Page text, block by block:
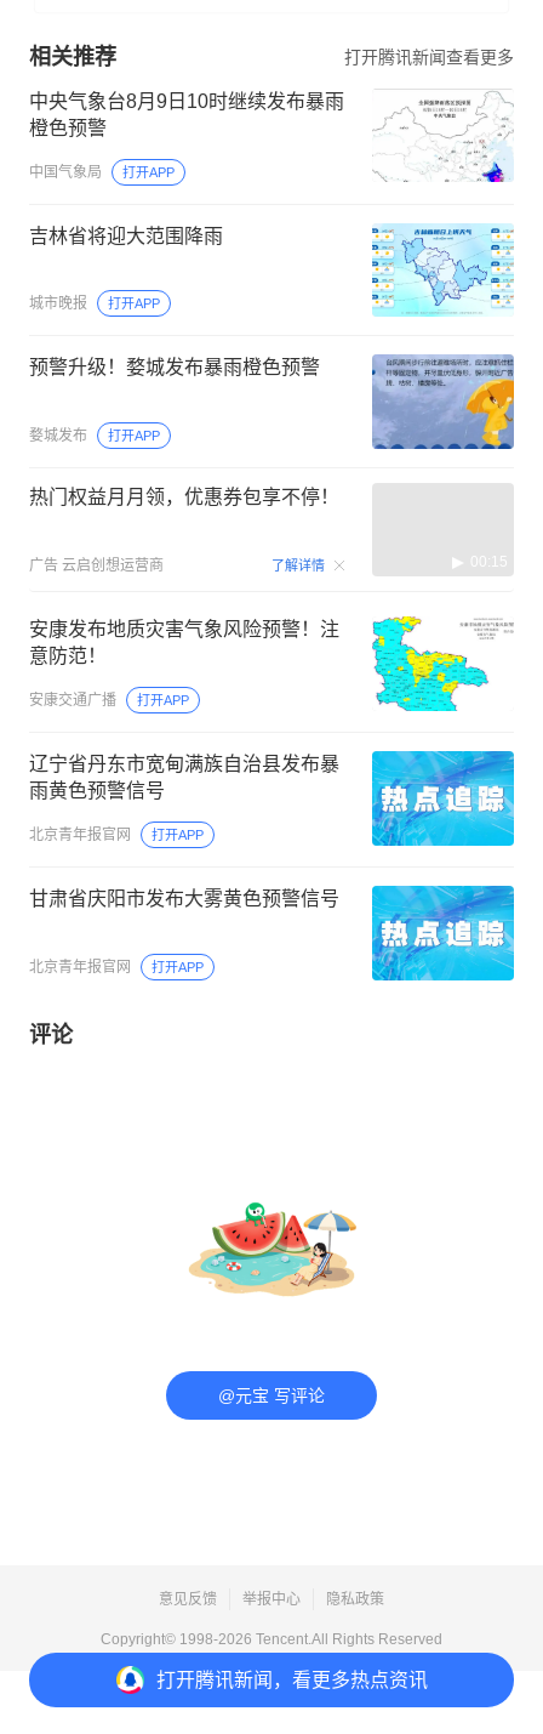
打开腾讯新闻，看更多热点资讯
相关推荐 打开腾讯新闻查看更多
中央气象台8月9日10时继续发布暴雨
橙色预警
中国气象局 打开APP
吉林省将迎大范围降雨
城市晚报 打开APP
预警升级！婺城发布暴雨橙色预警
婺城发布 打开APP
热门权益月月领，优惠券包享不停！
广告 云启创想运营商 了解详情 00:15
安康发布地质灾害气象风险预警！注
意防范！
安康交通广播 打开APP
辽宁省丹东市宽甸满族自治县发布暴
雨黄色预警信号
北京青年报官网 打开APP
甘肃省庆阳市发布大雾黄色预警信号
北京青年报官网 打开APP
评论
@元宝 写评论
意见反馈 举报中心 隐私政策
Copyright© 1998-2026 Tencent.All Rights Reserved